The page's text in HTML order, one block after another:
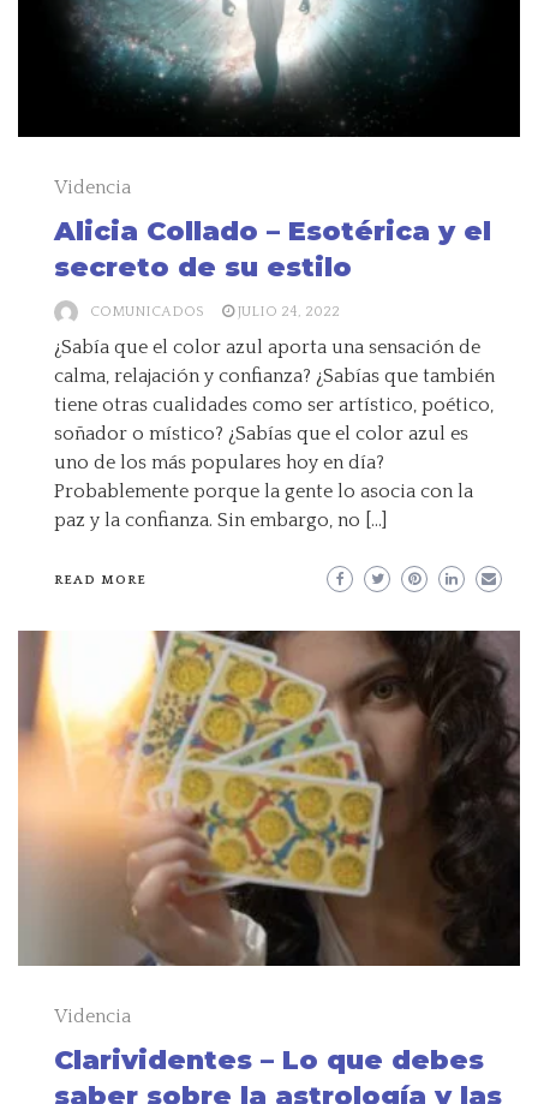
Videncia
Alicia Collado – Esotérica y el
secreto de su estilo
COMUNICADOS JULIO 24, 2022
¿Sabía que el color azul aporta una sensación de
calma, relajación y confianza? ¿Sabías que también
tiene otras cualidades como ser artístico, poético,
soñador o místico? ¿Sabías que el color azul es
uno de los más populares hoy en día?
Probablemente porque la gente lo asocia con la
paz y la confianza. Sin embargo, no […]
READ MORE
Videncia
Clarividentes – Lo que debes
saber sobre la astrología y las